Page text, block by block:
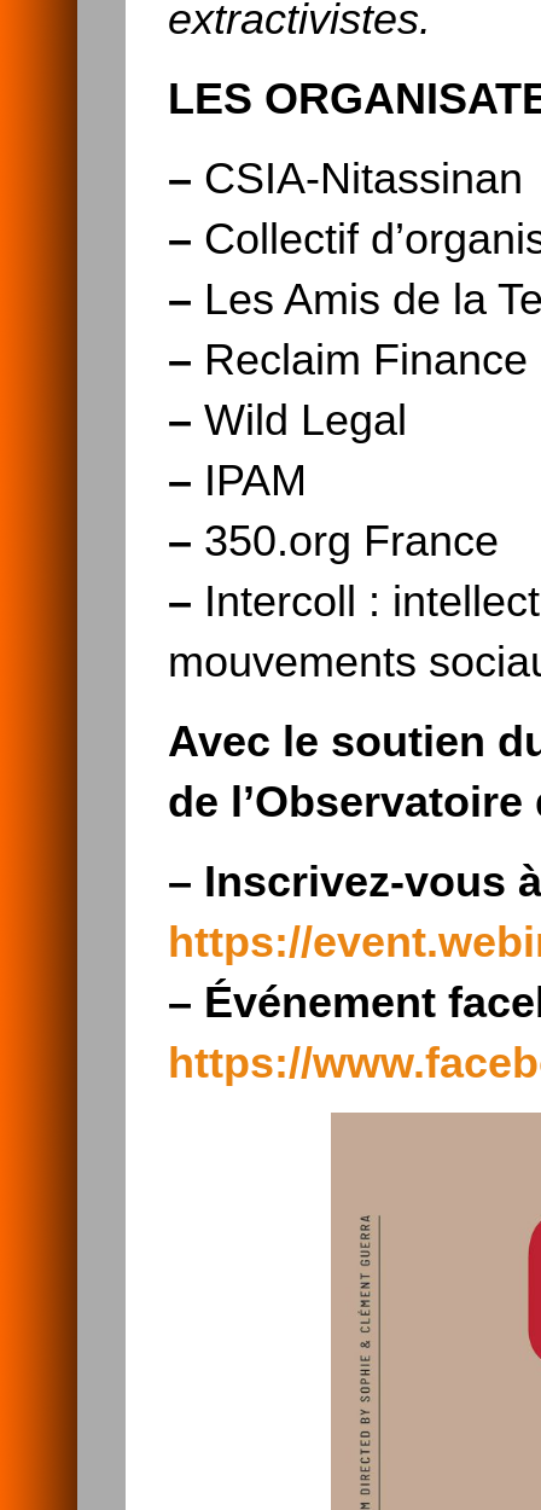
extractivistes.
LES
– CSIA-Nitassinan
– Collectif
– Les Amis de la
– Reclaim Finance
– Wild Legal
– IPAM
– 350.org France
– Intercoll :
mouvements
Avec le soutien
de
– Inscrivez-vous
https://
– Événement
https://